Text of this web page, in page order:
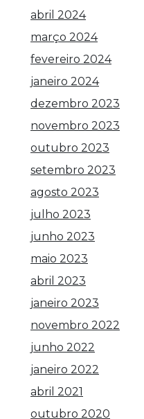
abril 2024
março 2024
fevereiro 2024
janeiro 2024
dezembro 2023
novembro 2023
outubro 2023
setembro 2023
agosto 2023
julho 2023
junho 2023
maio 2023
abril 2023
janeiro 2023
novembro 2022
junho 2022
janeiro 2022
abril 2021
outubro 2020